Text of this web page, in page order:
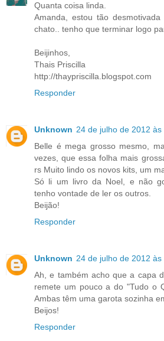
Quanta coisa linda.
Amanda, estou tão
chato.. tenho que terminar logo
Beijinhos,
Thais Priscilla
http://thaypriscilla.blogspot.com
Responder
Unknown 24 de julho de 2012 às
Belle é mega grosso mesmo,
vezes, que essa folha mais
rs Muito lindo os novos kits, um
Só li um livro da Noel, e não
tenho vontade de ler os outros.
Beijão!
Responder
Unknown 24 de julho de 2012 às
Ah, e também acho que a capa
remete um pouco a do "Tudo o
Ambas têm uma garota sozinha
Beijos!
Responder